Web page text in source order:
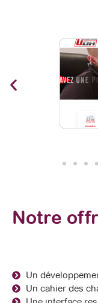
Notre
Un
Un cahier des